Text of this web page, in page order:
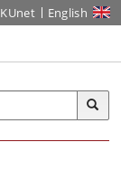
KUnet English